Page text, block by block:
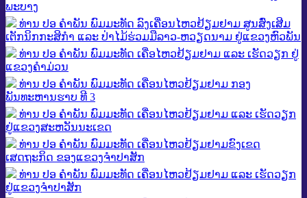
ພະບາງ
ທ່ານ ປອ ຄໍາພັນ ພົມມະທັດ ລົງເຄື່ອນໄຫວຢ້ຽມຢາມ ສູນສົ່ງເສີມ
ເຕັກນິກກະສິກໍາ ແລະ ປ່າໄມ້ຮ່ວມມືລາວ-ຫວຽດນາມ ຢູ່ແຂວງຫົວພັນ
ທ່ານ ປອ ຄໍາພັນ ພົມມະທັດ ເຄື່ອໄຫວຢ້ຽມຢາມ ແລະ ເຮັດວຽກ ຢູ່
ແຂວງຄໍາມ່ວນ
ທ່ານ ປອ ຄຳພັນ ພົມມະທັດ ເຄື່ອນໄຫວຢ້ຽມຢາມ ກອງ
ພັນທະຫານຮາບ ທີ 3
ທ່ານ ປອ ຄຳພັນ ພົມມະທັດ ເຄື່ອນໄຫວຢ້ຽມຢາມ ແລະ ເຮັດວຽກ
ຢູ່ແຂວງສະຫວັນນະເຂດ
ທ່ານ ປອ ຄໍາພັນ ພົມມະທັດ ເຄື່ອນໄຫວຢ້ຽມຢາມຂົງເຂດ
ເສດຖະກິດ ຂອງແຂວງຈໍາປາສັກ
ທ່ານ ປອ ຄຳພັນ ພົມມະທັດ ເຄື່ອນໄຫວຢ້ຽມຢາມ ແລະ ເຮັດວຽກ
ຢູ່ແຂວງຈໍາປາສັກ